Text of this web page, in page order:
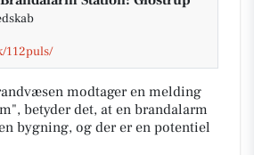
112puls/
modtager en melding
betyder det, at en brandalarm
bygning, og der er en potentiel